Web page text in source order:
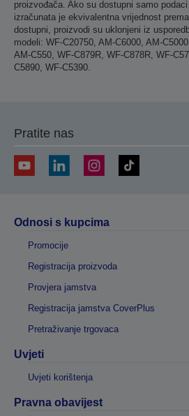
proizvođača. Ako su dostupni samo
izračunata je ekvivalentna vrijednost
dostupni, proizvodi su uklonjeni iz
modeli: WF-C20750, AM-C6000, AM-
AM-C550, WF-C879R, WF-C878R, WF-
C5890, WF-C5390.
Pratite nas
Odnosi s kupcima
Promocije
Registracija proizvoda
Provjera jamstva
Registracija jamstva CoverPlus
Pretraživanje trgovaca
Uvjeti
Uvjeti korištenja
Pravna obavijest